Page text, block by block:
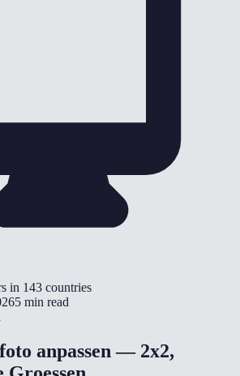
in 143 countries
5 min read
anpassen — 2x2,